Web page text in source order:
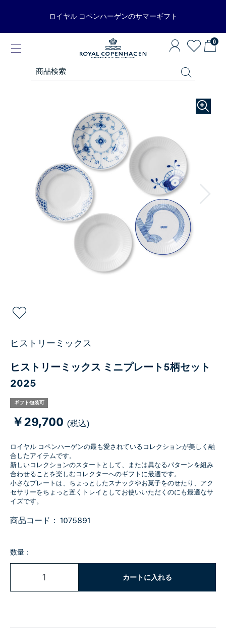
ロイヤル コペンハーゲンのサマーギフト
0
ヒストリーミックス
ヒストリーミックス ミニプレート5柄セット
2025
ギフト包装可
￥29,700 (税込)
ロイヤル コペンハーゲンの最も愛されているコレクションが美しく融
合したアイテムです。
新しいコレクションのスタートとして、または異なるパターンを組み
合わせることを楽しむコレクターへのギフトに最適です。
小さなプレートは、ちょっとしたスナックやお菓子をのせたり、アク
セサリーをちょっと置くトレイとしてお使いいただくのにも最適なサ
イズです。
商品コード： 1075891
数量：
カートに入れる